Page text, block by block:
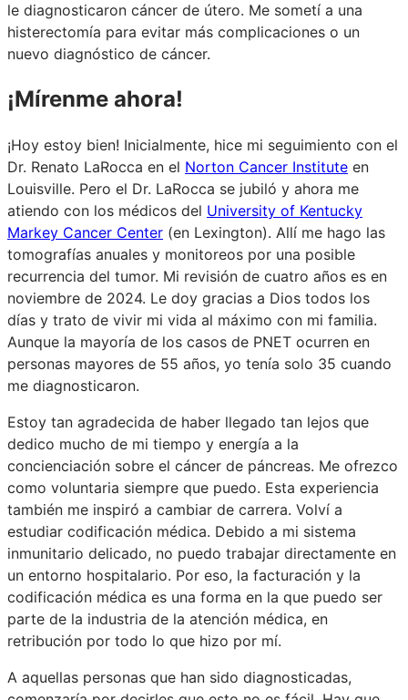
le diagnosticaron cáncer de útero. Me sometí a una
histerectomía para evitar más complicaciones o un
nuevo diagnóstico de cáncer.
¡Mírenme ahora!
¡Hoy estoy bien! Inicialmente, hice mi seguimiento con el
Dr. Renato LaRocca en el Norton Cancer Institute en
Louisville. Pero el Dr. LaRocca se jubiló y ahora me
atiendo con los médicos del University of Kentucky
Markey Cancer Center (en Lexington). Allí me hago las
tomografías anuales y monitoreos por una posible
recurrencia del tumor. Mi revisión de cuatro años es en
noviembre de 2024. Le doy gracias a Dios todos los
días y trato de vivir mi vida al máximo con mi familia.
Aunque la mayoría de los casos de PNET ocurren en
personas mayores de 55 años, yo tenía solo 35 cuando
me diagnosticaron.
Estoy tan agradecida de haber llegado tan lejos que
dedico mucho de mi tiempo y energía a la
concienciación sobre el cáncer de páncreas. Me ofrezco
como voluntaria siempre que puedo. Esta experiencia
también me inspiró a cambiar de carrera. Volví a
estudiar codificación médica. Debido a mi sistema
inmunitario delicado, no puedo trabajar directamente en
un entorno hospitalario. Por eso, la facturación y la
codificación médica es una forma en la que puedo ser
parte de la industria de la atención médica, en
retribución por todo lo que hizo por mí.
A aquellas personas que han sido diagnosticadas,